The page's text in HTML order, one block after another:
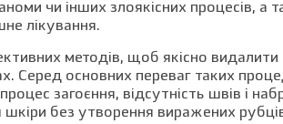
чи інших злоякісних процесів, а
лікування.
методів, щоб якісно
Серед основних переваг таких
загоєння, відсутність швів і
шкіри без утворення виражених